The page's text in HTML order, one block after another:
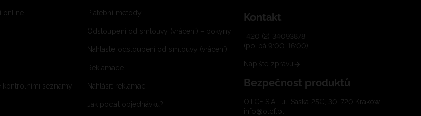
online
seznamy
Platební metody
Odstoupení od smlouvy (vrácení) – pokyny
Nahlaste odstoupení od smlouvy (vrácení)
Reklamace
Nahlásit reklamaci
Jak podat objednávku?
Kontakt
+420 (2) 34093878
(po-pá 9:00-16:00)
Napište zprávu
Bezpečnost produktů
OTCF S.A., ul. Saska 25C, 30-720 Kraków
info@otcf.pl